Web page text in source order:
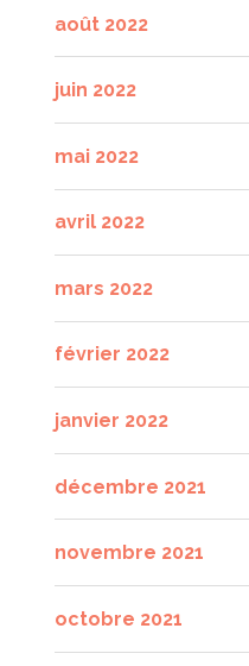
août 2022
juin 2022
mai 2022
avril 2022
mars 2022
février 2022
janvier 2022
décembre 2021
novembre 2021
octobre 2021